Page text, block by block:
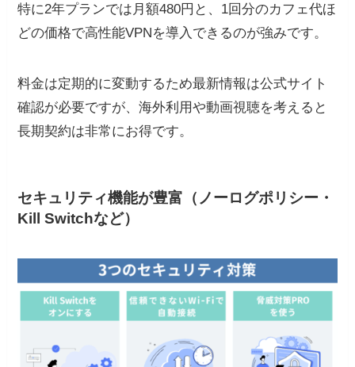
特に2年プランでは月額480円と、1回分のカフェ代ほ
どの価格で高性能VPNを導入できるのが強みです。
料金は定期的に変動するため最新情報は公式サイト
確認が必要ですが、海外利用や動画視聴を考えると
長期契約は非常にお得です。
セキュリティ機能が豊富（ノーログポリシー・
Kill Switchなど）